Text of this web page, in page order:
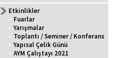
Etkinlikler
• Fuarlar
• Yarışmalar
• Toplantı / Seminer / Konferans
• Yapısal Çelik Günü
• AYM Çalıştayı 2021